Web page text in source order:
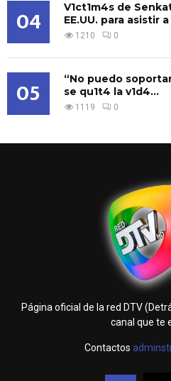
04
V1ct1m4s de
EE.UU. para asistir
1210 0
05
“No puedo
se qu1t4 la v1d4...
1119 0
Página oficial de la red DTV
canal que te
Contactos